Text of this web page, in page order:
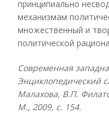
принципиально
механизмам
множественный и
политической
Современная
Энциклопедический
Малахова, В.П.
М., 2009, с. 154.